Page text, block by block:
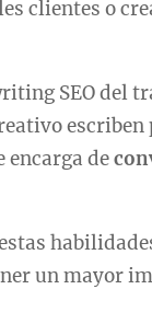
clientes o
SEO del
escriben
encarga de
un mayor